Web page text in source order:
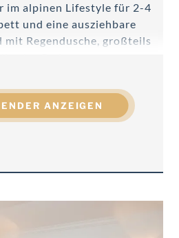
im alpinen Lifestyle für 2-4
und eine ausziehbare
mit Regendusche, großteils
WC getrennt, Telefon,
Minibar, Safe, Schreibtisch,
ANZEIGEN